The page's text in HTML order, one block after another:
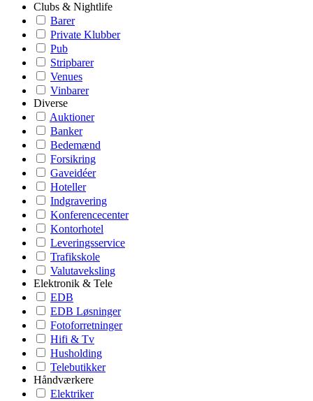
Clubs & Nightlife
Barer
Private Klubber
Pub
Stripbarer
Venues
Vinbarer
Diverse
Auktioner
Banker
Bedemænd
Forsikring
Gaveidéer
Hoteller
Indgravering
Konferencecenter
Kontorhotel
Leveringsservice
Trafikskole
Valutaveksling
Elektronik & Tele
EDB
EDB Løsninger
Fotoforretninger
Hifi & Tv
Husholding
Telebutikker
Håndværkere
Elektriker